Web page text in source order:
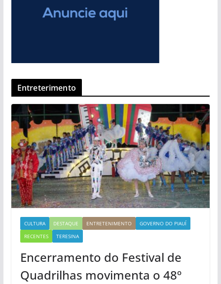
Entreterimento
CULTURA DESTAQUE ENTRETENIMENTO
GOVERNO DO PIAUÍ
RECENTES
TERESINA
Encerramento do Festival de
Quadrilhas movimenta o 48º